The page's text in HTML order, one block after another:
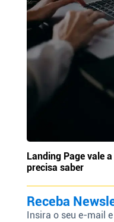
Landing Page vale
precisa saber
Receba
Insira o seu e-mail